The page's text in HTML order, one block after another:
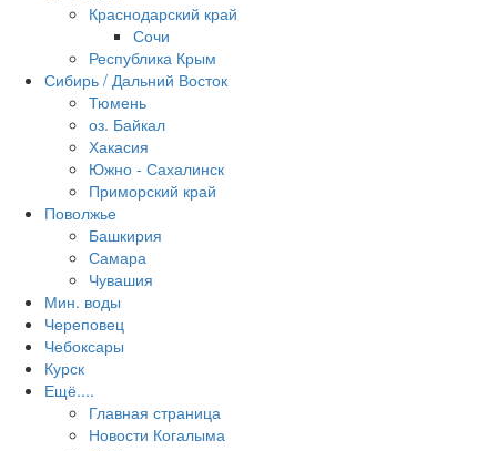
Краснодарский край
Сочи
Республика Крым
Сибирь / Дальний Восток
Тюмень
оз. Байкал
Хакасия
Южно - Сахалинск
Приморский край
Поволжье
Башкирия
Самара
Чувашия
Мин. воды
Череповец
Чебоксары
Курск
Ещё....
Главная страница
Новости Когалыма